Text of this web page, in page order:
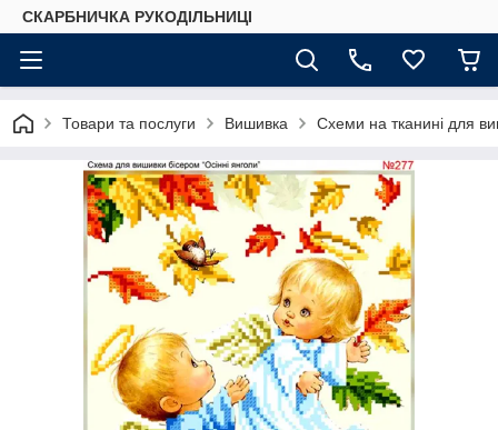
СКАРБНИЧКА РУКОДІЛЬНИЦІ
Товари та послуги Вишивка Схеми на тканині для